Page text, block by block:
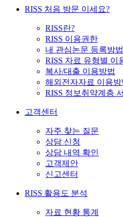
RISS 처음 방문 이세요?
RISS란?
RISS 이용권한
내 관심논문 등록방법
RISS 자료 유형별 이
복사/대출 이용방법
해외전자자료 이용방
RISS 정보취약계층
고객센터
자주 찾는 질문
상담 신청
상담 내역 확인
고객제안
신고센터
RISS 활용도 분석
자료 현황 통계